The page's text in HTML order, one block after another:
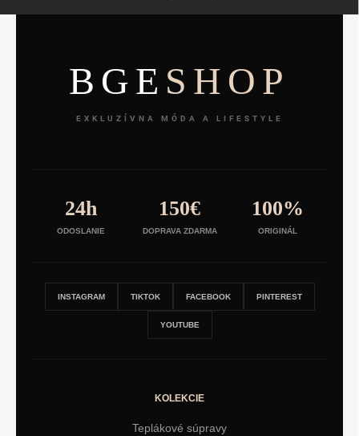
BGE SHOP
EXKLUZÍVNA MÓDA A LIFESTYLE
24h
ODOSLANIE
150€
DOPRAVA ZDARMA
100%
ORIGINÁL
INSTAGRAM TIKTOK FACEBOOK PINTEREST
YOUTUBE
KOLEKCIE
Teplákové súpravy